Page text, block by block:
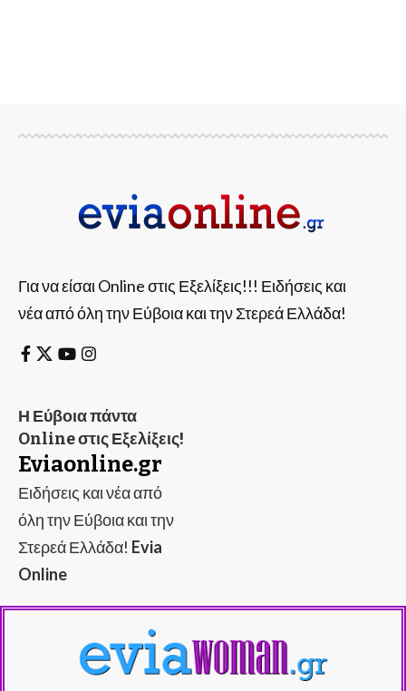
Για να είσαι Online στις Εξελίξεις!!! Ειδήσεις και
νέα από όλη την Εύβοια και την Στερεά Ελλάδα!
Η Εύβοια πάντα
Online στις Εξελίξεις!
Eviaonline.gr
Ειδήσεις και νέα από
όλη την Εύβοια και την
Στερεά Ελλάδα! Evia
Online